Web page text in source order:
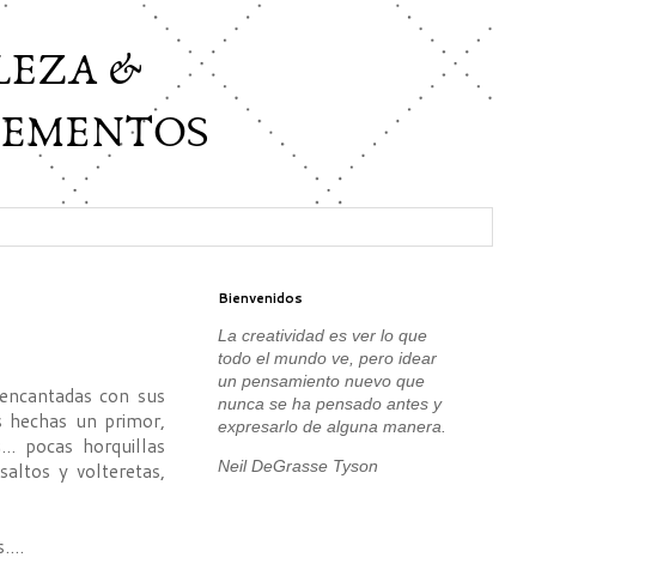
con sus
hechas un primor,
pocas horquillas
y volteretas,
Bienvenidos
La creatividad es ver lo que
todo el mundo ve, pero idear
un pensamiento nuevo que
nunca se ha pensado antes y
expresarlo de alguna manera.
Neil DeGrasse Tyson